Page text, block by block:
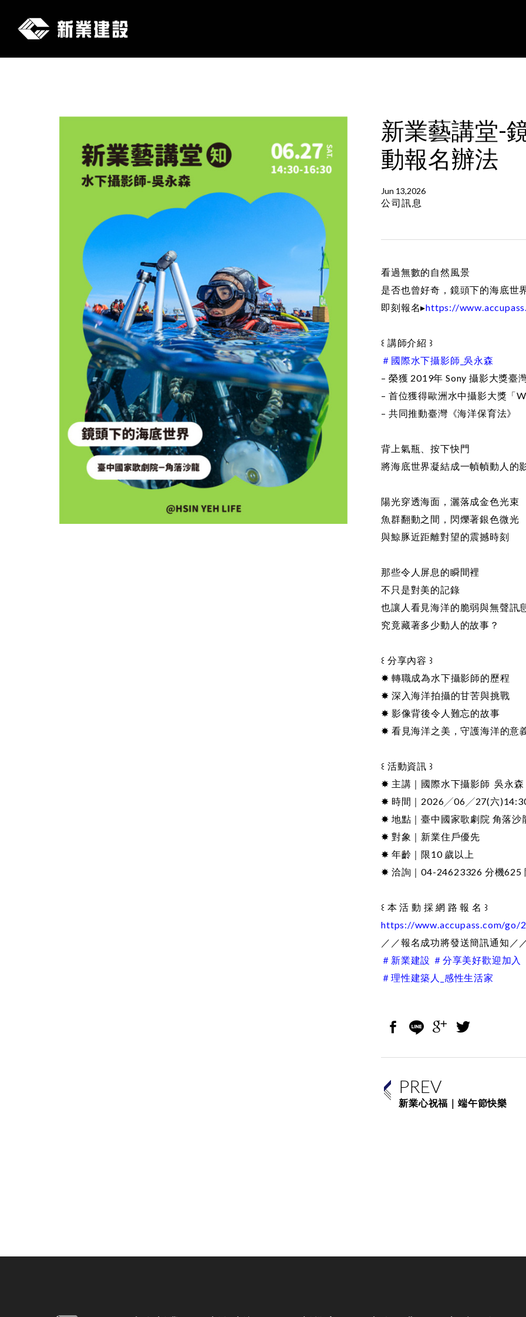
新
新業藝講堂-
動報名辦法
Jun 13,2026
公司訊息
看過無數的自然風景
是否也曾好奇，鏡頭下的海底世
即刻報名▸https://
꒰ 講師介紹 ꒱
＃國際水下攝影師_吳永森
– 榮獲 2019年 Sony 攝影大獎臺
– 首位獲得歐洲水中攝影大獎「
– 共同推動臺灣《海洋保育法》
背上氣瓶、按下快門
將海底世界凝結成一幀幀動人的
陽光穿透海面，灑落成金色光束
魚群翻動之間，閃爍著銀色微光
與鯨豚近距離對望的震撼時刻
那些令人屏息的瞬間裡
不只是對美的記錄
也讓人看見海洋的脆弱與無聲訊
究竟藏著多少動人的故事？
꒰ 分享內容 ꒱
✸ 轉職成為水下攝影師的歷程
✸ 深入海洋拍攝的甘苦與挑戰
✸ 影像背後令人難忘的故事
✸ 看見海洋之美，守護海洋的意
꒰ 活動資訊 ꒱
✸ 主講｜國際水下攝影師 吳永森
✸ 時間｜2026╱06╱27(六
✸ 地點｜臺中國家歌劇院 角落
✸ 對象｜新業住戶優先
✸ 年齡｜限10 歲以上
✸ 洽詢｜04-24623326 分機625
꒰ 本 活 動 採 網 路 報 名 ꒱
https://www.accupass.com/go/
／／報名成功將發送簡訊通知／
＃新業建設 ＃分享美好歡迎加入
＃理性建築人_感性生活家
PREV
新業心祝福｜端午節快樂